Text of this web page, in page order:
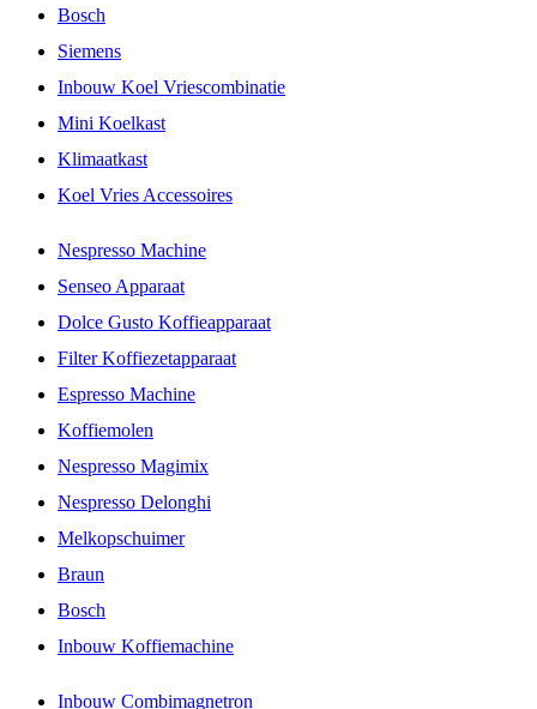
Bosch
Siemens
Inbouw Koel Vriescombinatie
Mini Koelkast
Klimaatkast
Koel Vries Accessoires
Nespresso Machine
Senseo Apparaat
Dolce Gusto Koffieapparaat
Filter Koffiezetapparaat
Espresso Machine
Koffiemolen
Nespresso Magimix
Nespresso Delonghi
Melkopschuimer
Braun
Bosch
Inbouw Koffiemachine
Inbouw Combimagnetron